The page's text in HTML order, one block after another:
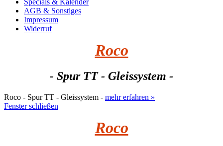
Specials & Kalender
AGB & Sonstiges
Impressum
Widerruf
Roco
- Spur TT - Gleissystem -
Roco - Spur TT - Gleissystem - mehr erfahren »
Fenster schließen
Roco